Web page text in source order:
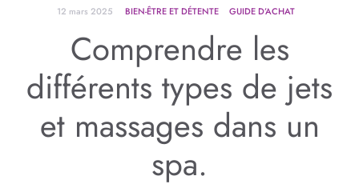
12 mars 2025 BIEN-ÊTRE ET DÉTENTE GUIDE D’ACHAT
Comprendre les
différents types de jets
et massages dans un
spa.